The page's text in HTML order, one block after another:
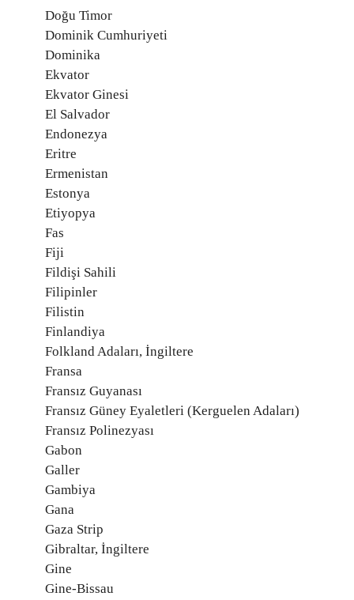
Doğu Timor
Dominik Cumhuriyeti
Dominika
Ekvator
Ekvator Ginesi
El Salvador
Endonezya
Eritre
Ermenistan
Estonya
Etiyopya
Fas
Fiji
Fildişi Sahili
Filipinler
Filistin
Finlandiya
Folkland Adaları, İngiltere
Fransa
Fransız Guyanası
Fransız Güney Eyaletleri (Kerguelen Adaları)
Fransız Polinezyası
Gabon
Galler
Gambiya
Gana
Gaza Strip
Gibraltar, İngiltere
Gine
Gine-Bissau